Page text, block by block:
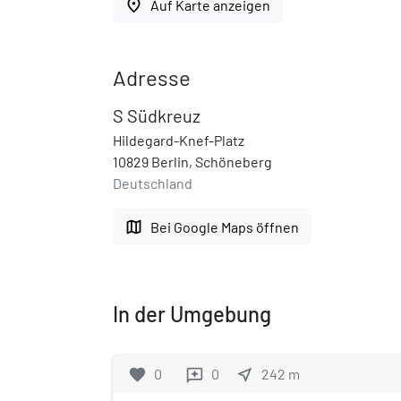
place Auf Karte anzeigen
Adresse
S Südkreuz
Hildegard-Knef-Platz
10829 Berlin, Schöneberg
Deutschland
map Bei Google Maps öffnen
In der Umgebung
favorite 0 reviews 0 near_me 242 m